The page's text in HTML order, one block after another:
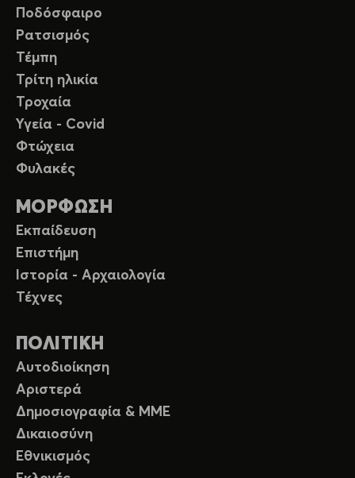
Ποδόσφαιρο
Ρατσισμός
Τέμπη
Τρίτη ηλικία
Τροχαία
Υγεία - Covid
Φτώχεια
Φυλακές
ΜΟΡΦΩΣΗ
Εκπαίδευση
Επιστήμη
Ιστορία - Αρχαιολογία
Τέχνες
ΠΟΛΙΤΙΚΗ
Αυτοδιοίκηση
Αριστερά
Δημοσιογραφία & ΜΜΕ
Δικαιοσύνη
Εθνικισμός